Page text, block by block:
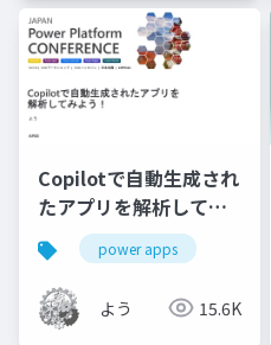
Copilotで自動生成され
たアプリを解析してみ
よう！power apps
よう 15.6K